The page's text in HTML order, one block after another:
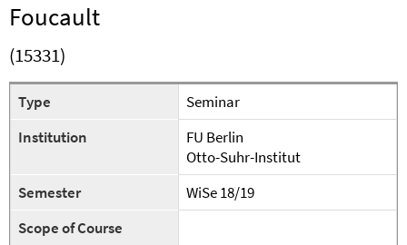
Foucault
(15331)
Type
Seminar
Institution
FU Berlin
Otto-Suhr-Institut
Semester
WiSe 18/19
Scope of Course